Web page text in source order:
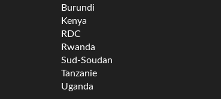
Burundi
Kenya
RDC
Rwanda
Sud-Soudan
Tanzanie
Uganda